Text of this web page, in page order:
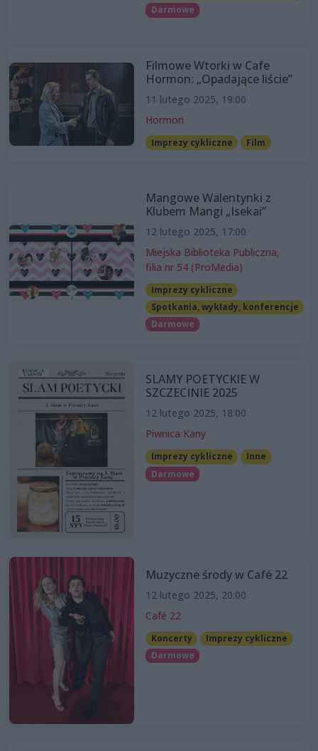
Darmowe
Filmowe Wtorki w Cafe
Hormon: „Opadające liście”
11 lutego 2025, 19:00
Hormon
Imprezy cykliczne Film
Mangowe Walentynki z
Klubem Mangi „Isekai”
12 lutego 2025, 17:00
Miejska Biblioteka Publiczna,
filia nr 54 (ProMedia)
Imprezy cykliczne
Spotkania, wykłady, konferencje
Darmowe
SLAMY POETYCKIE W
SZCZECINIE 2025
12 lutego 2025, 18:00
Piwnica Kany
Imprezy cykliczne
Inne
Darmowe
Muzyczne środy w Café 22
12 lutego 2025, 20:00
Café 22
Koncerty
Imprezy cykliczne
Darmowe